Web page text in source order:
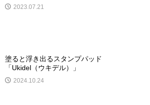
2023.07.21
塗ると浮き出るスタンプパッド
「Ukidel（ウキデル）」
2024.10.24